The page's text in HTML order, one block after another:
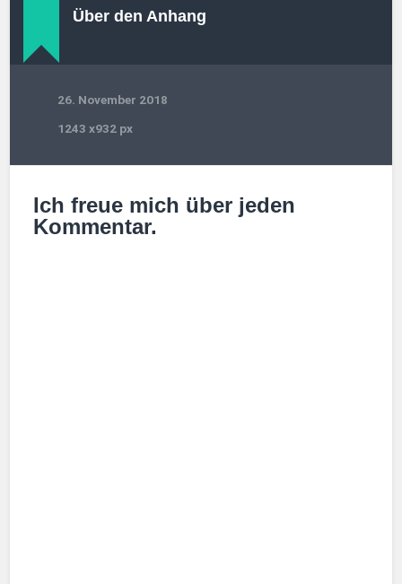
Über den Anhang
26. November 2018
1243x932 px
Ich freue mich über jeden
Kommentar.